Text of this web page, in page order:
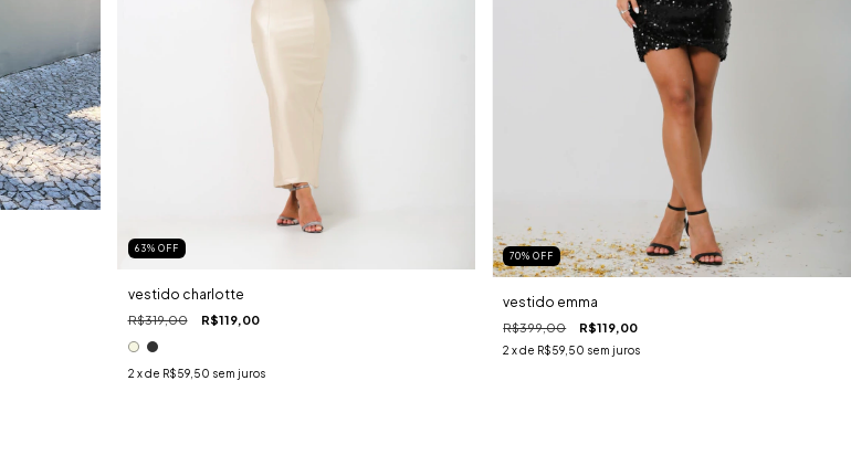
63% OFF
vestido charlotte
R$319,00 R$119,00
2 x de R$59,50 sem juros
70%OFF
vestido emma
R$399,00 R$119,00
2 x de R$59,50 sem juros